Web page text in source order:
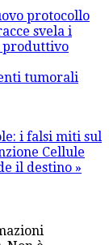
protocollo
svela i
produttivo
tumorali
i falsi miti sul
Cellule
il destino »